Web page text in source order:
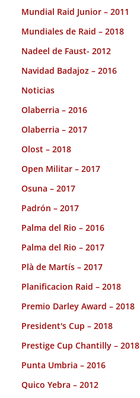
Mundial Raid Junior – 2011
Mundiales de Raid – 2018
Nadeel de Faust- 2012
Navidad Badajoz – 2016
Noticias
Olaberria – 2016
Olaberria – 2017
Olost – 2018
Open Militar – 2017
Osuna – 2017
Padrón – 2017
Palma del Rio – 2016
Palma del Rio – 2017
Plà de Martís – 2017
Planificacion Raid – 2018
Premio Darley Award – 2018
President's Cup – 2018
Prestige Cup Chantilly – 2018
Punta Umbria – 2016
Quico Yebra – 2012